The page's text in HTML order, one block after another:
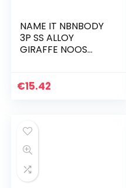
NAME IT NBNBODY
3P SS ALLOY
GIRAFFE NOOS
ondergoed
€15.42